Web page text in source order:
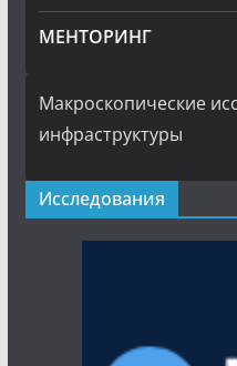
МЕНТОРИНГ
Макроскопические
инфраструктуры
Исследования